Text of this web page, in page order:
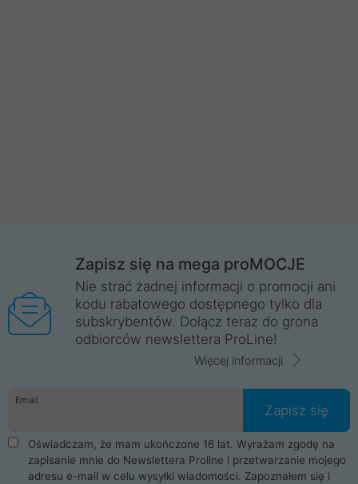
Zapisz się na mega proMOCJE
Nie strać żadnej informacji o promocji ani
kodu rabatowego dostępnego tylko dla
subskrybentów. Dołącz teraz do grona
odbiorców newslettera ProLine!
Więcej informacji
Email
Zapisz się
Oświadczam, że mam ukończone 16 lat. Wyrażam zgodę na
zapisanie mnie do Newslettera Proline i przetwarzanie mojego
adresu e-mail w celu wysyłki wiadomości. Zapoznałem się i